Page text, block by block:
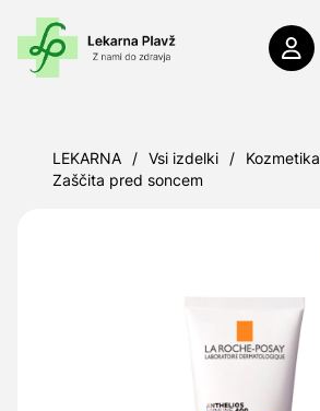
LEKARNA / Vsi izdelki / Kozmetika
Zaščita pred soncem